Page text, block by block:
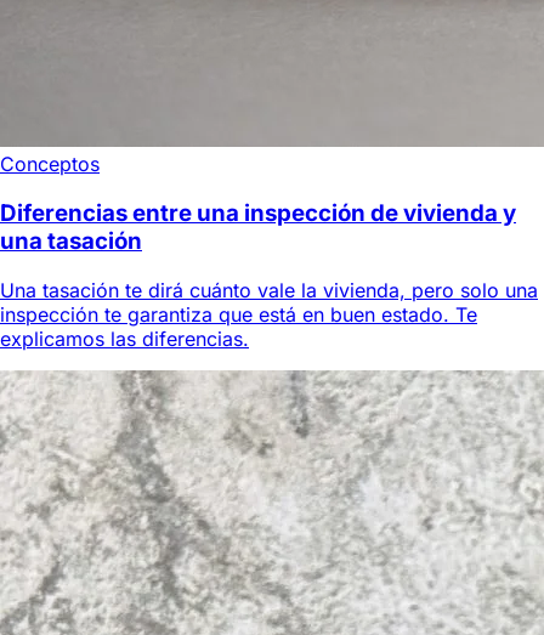
Conceptos
Diferencias entre una inspección de vivienda y
una tasación
Una tasación te dirá cuánto vale la vivienda, pero solo una
inspección te garantiza que está en buen estado. Te
explicamos las diferencias.